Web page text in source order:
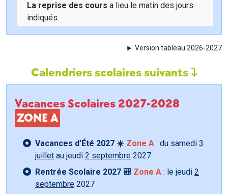
La reprise des cours a lieu le matin des jours
indiqués.
Version tableau 2026-2027
Calendriers scolaires suivants
Vacances Scolaires 2027-2028
ZONE A
Vacances d’Été 2027 ☀️ Zone A : du samedi 3
juillet au jeudi 2 septembre 2027
Rentrée Scolaire 2027 🎒 Zone A : le jeudi 2
septembre 2027